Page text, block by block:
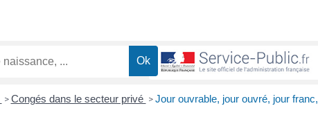
> Congés dans le secteur privé > Jour ouvrable, jour ouvré, jour franc,